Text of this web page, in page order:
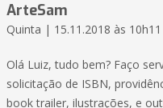
ArteSam
Quinta | 15.11.2018 às 10h11
Olá Luiz, tudo bem? Faço
solicitação de ISBN,
book trailer, ilustrações, e